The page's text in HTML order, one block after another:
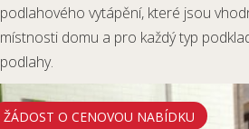
podlahového vytápění, které jsou
místnosti domu a pro každý typ
podlahy.
ŽÁDOST O CENOVOU NABÍDKU